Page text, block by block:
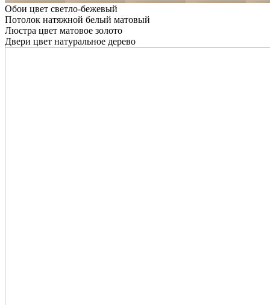
Обои цвет светло-бежевый
Потолок натяжной белый матовый
Люстра цвет матовое золото
Двери цвет натуральное дерево